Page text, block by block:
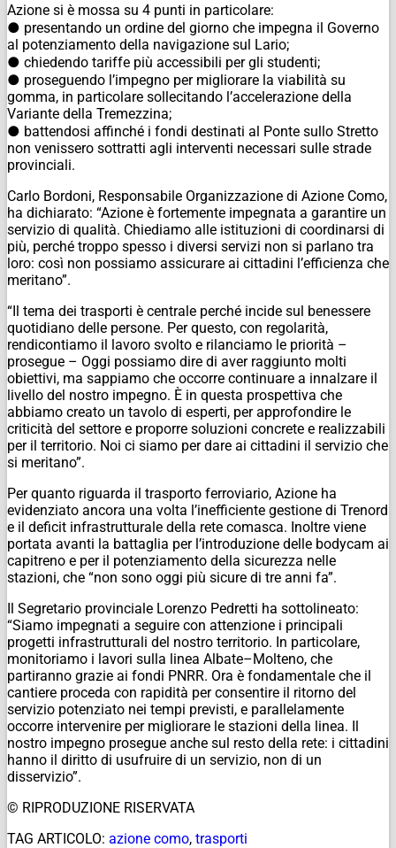
Azione si è mossa su 4 punti in particolare:
● presentando un ordine del giorno che impegna il Governo
al potenziamento della navigazione sul Lario;
● chiedendo tariffe più accessibili per gli studenti;
● proseguendo l’impegno per migliorare la viabilità su
gomma, in particolare sollecitando l’accelerazione della
Variante della Tremezzina;
● battendosi affinché i fondi destinati al Ponte sullo Stretto
non venissero sottratti agli interventi necessari sulle strade
provinciali.
Carlo Bordoni, Responsabile Organizzazione di Azione Como,
ha dichiarato: “Azione è fortemente impegnata a garantire un
servizio di qualità. Chiediamo alle istituzioni di coordinarsi di
più, perché troppo spesso i diversi servizi non si parlano tra
loro: così non possiamo assicurare ai cittadini l’efficienza che
meritano”.
“Il tema dei trasporti è centrale perché incide sul benessere
quotidiano delle persone. Per questo, con regolarità,
rendicontiamo il lavoro svolto e rilanciamo le priorità –
prosegue – Oggi possiamo dire di aver raggiunto molti
obiettivi, ma sappiamo che occorre continuare a innalzare il
livello del nostro impegno. È in questa prospettiva che
abbiamo creato un tavolo di esperti, per approfondire le
criticità del settore e proporre soluzioni concrete e realizzabili
per il territorio. Noi ci siamo per dare ai cittadini il servizio che
si meritano”.
Per quanto riguarda il trasporto ferroviario, Azione ha
evidenziato ancora una volta l’inefficiente gestione di Trenord
e il deficit infrastrutturale della rete comasca. Inoltre viene
portata avanti la battaglia per l’introduzione delle bodycam ai
capitreno e per il potenziamento della sicurezza nelle
stazioni, che “non sono oggi più sicure di tre anni fa”.
Il Segretario provinciale Lorenzo Pedretti ha sottolineato:
“Siamo impegnati a seguire con attenzione i principali
progetti infrastrutturali del nostro territorio. In particolare,
monitoriamo i lavori sulla linea Albate–Molteno, che
partiranno grazie ai fondi PNRR. Ora è fondamentale che il
cantiere proceda con rapidità per consentire il ritorno del
servizio potenziato nei tempi previsti, e parallelamente
occorre intervenire per migliorare le stazioni della linea. Il
nostro impegno prosegue anche sul resto della rete: i cittadini
hanno il diritto di usufruire di un servizio, non di un
disservizio”.
© RIPRODUZIONE RISERVATA
TAG ARTICOLO: azione como, trasporti